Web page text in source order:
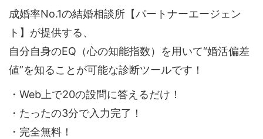
成婚率No.1の結婚相談所【パートナーエージェン
ト】が提供する、
自分自身のEQ（心の知能指数）を用いて“婚活偏差
値”を知ることが可能な診断ツールです！
・Web上で20の設問に答えるだけ！
・たったの3分で入力完了！
・完全無料！